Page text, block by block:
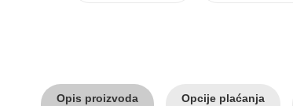
Opis proizvoda Opcije plaćanja